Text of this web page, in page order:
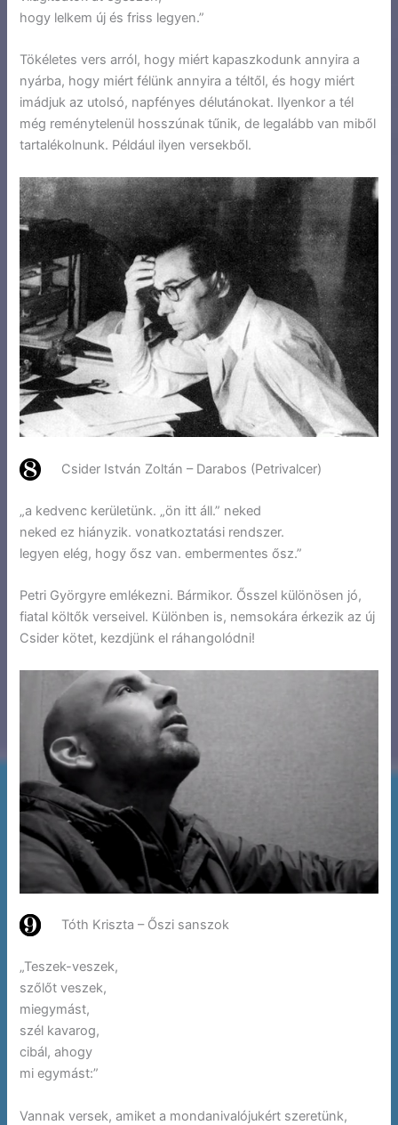
hogy lelkem új és friss legyen.”
Tökéletes vers arról, hogy miért kapaszkodunk annyira a
nyárba, hogy miért félünk annyira a téltől, és hogy miért
imádjuk az utolsó, napfényes délutánokat. Ilyenkor a tél
még reménytelenül hosszúnak tűnik, de legalább van miből
tartalékolnunk. Például ilyen versekből.
Csider István Zoltán – Darabos (Petrivalcer)
„a kedvenc kerületünk. „ön itt áll.” neked
neked ez hiányzik. vonatkoztatási rendszer.
legyen elég, hogy ősz van. embermentes ősz.”
Petri Györgyre emlékezni. Bármikor. Ősszel különösen jó,
fiatal költők verseivel. Különben is, nemsokára érkezik az új
Csider kötet, kezdjünk el ráhangolódni!
Tóth Kriszta – Őszi sanszok
„Teszek-veszek,
szőlőt veszek,
miegymást,
szél kavarog,
cibál, ahogy
mi egymást:”
Vannak versek, amiket a mondanivalójukért szeretünk,